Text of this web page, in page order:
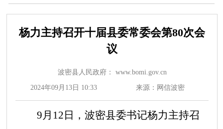
杨力主持召开十届县委常委会第80次会
议
波密县人民政府： www.bomi.gov.cn
2024年09月13日 10:33 来源：网信波密
9月 12 日，波密县委书记杨力主持召